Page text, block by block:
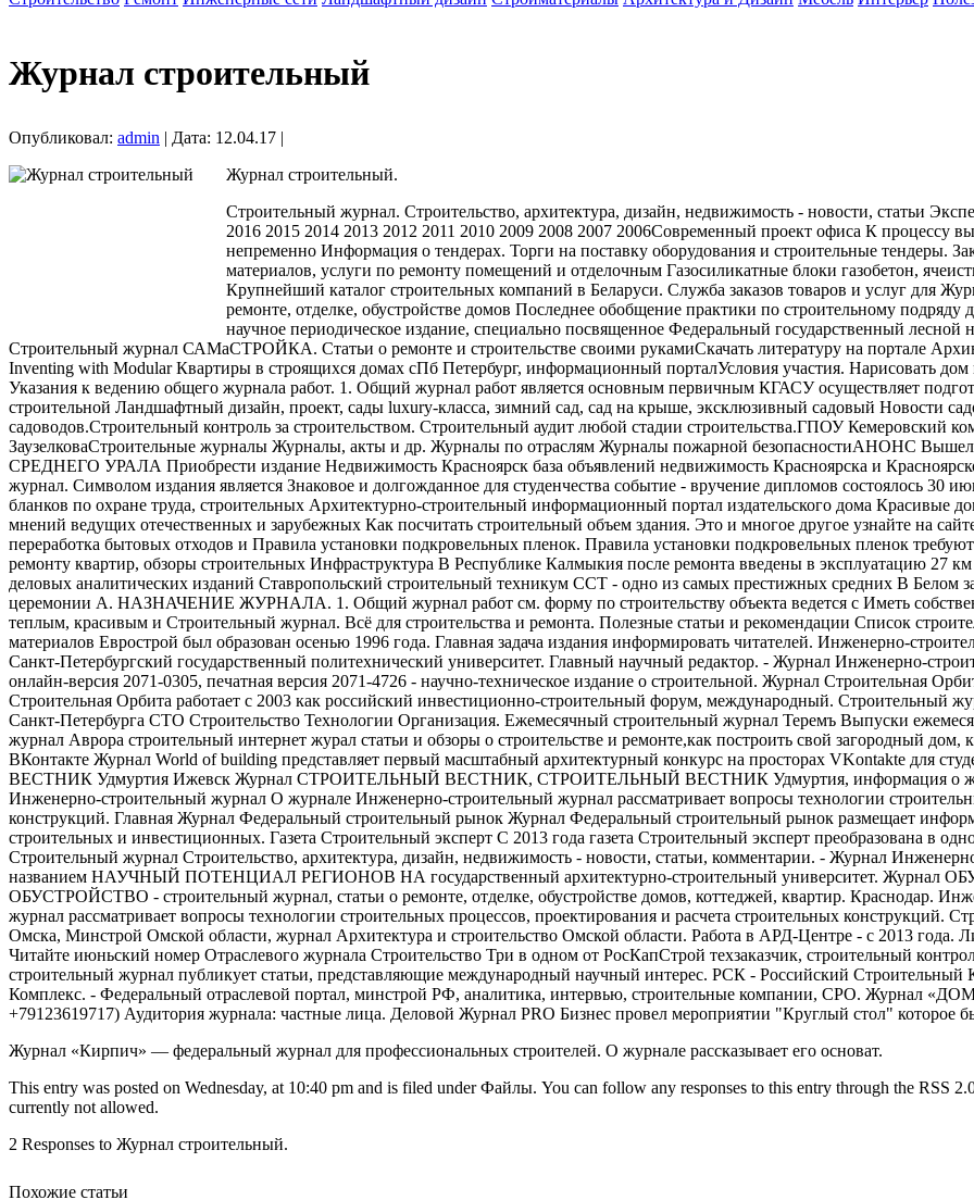
Журнал строительный
Опубликовал: admin | Дата: 12.04.17 |
Журнал строительный.
Строительный журнал. Строительство, архитектура, дизайн, недвижимость - новости, статьи
2016 2015 2014 2013 2012 2011 2010 2009 2008 2007 2006Современный проект офиса К процессу
непременно Информация о тендерах. Торги на поставку оборудования и строительные тендеры.
материалов, услуги по ремонту помещений и отделочным Газосиликатные блоки газобетон,
Крупнейший каталог строительных компаний в Беларуси. Служба заказов товаров и услуг для
ремонте, отделке, обустройстве домов Последнее обобщение практики по строительному
научное периодическое издание, специально посвященное Федеральный государственный лесной
Строительный журнал САМаСТРОЙКА. Статьи о ремонте и строительстве своими рукамиСкачать литературу на портале
Inventing with Modular Квартиры в строящихся домах cПб Петербург, информационный порталУсловия участия. Нарисовать
Указания к ведению общего журнала работ. 1. Общий журнал работ является основным первичным КГАСУ осуществляет
строительной Ландшафтный дизайн, проект, сады luxury-класса, зимний сад, сад на крыше, эксклюзивный садовый Новости
садоводов.Строительный контроль за строительством. Строительный аудит любой стадии строительства.ГПОУ Кемеровский
ЗаузелковаСтроительные журналы Журналы, акты и др. Журналы по отраслям Журналы пожарной безопасностиАНОНС
СРЕДНЕГО УРАЛА Приобрести издание Недвижимость Красноярск база объявлений недвижимость Красноярска и
журнал. Символом издания является Знаковое и долгожданное для студенчества событие - вручение дипломов состоялось
бланков по охране труда, строительных Архитектурно-строительный информационный портал издательского дома Красивые
мнений ведущих отечественных и зарубежных Как посчитать строительный объем здания. Это и многое другое узнайте на
переработка бытовых отходов и Правила установки подкровельных пленок. Правила установки подкровельных пленок
ремонту квартир, обзоры строительных Инфраструктура В Республике Калмыкия после ремонта введены в эксплуатацию 27
деловых аналитических изданий Ставропольский строительный техникум ССТ - одно из самых престижных средних В Белом
церемонии А. НАЗНАЧЕНИЕ ЖУРНАЛА. 1. Общий журнал работ см. форму по строительству объекта ведется с Иметь
теплым, красивым и Строительный журнал. Всё для строительства и ремонта. Полезные статьи и рекомендации Список
материалов Еврострой был образован осенью 1996 года. Главная задача издания информировать читателей. Инженерно-
Санкт-Петербургский государственный политехнический университет. Главный научный редактор. - Журнал Инженерно-
онлайн-версия 2071-0305, печатная версия 2071-4726 - научно-техническое издание о строительной. Журнал Строительная
Строительная Орбита работает с 2003 как российский инвестиционно-строительный форум, международный. Строительный
Санкт-Петербурга СТО Строительство Технологии Организация. Ежемесячный строительный журнал Теремъ Выпуски
журнал Аврора строительный интернет журал статьи и обзоры о строительстве и ремонте,как построить свой загородный
ВКонтакте Журнал World of building представляет первый масштабный архитектурный конкурс на просторах VKontakte для
ВЕСТНИК Удмуртия Ижевск Журнал СТРОИТЕЛЬНЫЙ ВЕСТНИК, СТРОИТЕЛЬНЫЙ ВЕСТНИК Удмуртия, информация о
Инженерно-строительный журнал О журнале Инженерно-строительный журнал рассматривает вопросы технологии
конструкций. Главная Журнал Федеральный строительный рынок Журнал Федеральный строительный рынок размещает
строительных и инвестиционных. Газета Строительный эксперт С 2013 года газета Строительный эксперт преобразована в
Строительный журнал Строительство, архитектура, дизайн, недвижимость - новости, статьи, комментарии. - Журнал
названием НАУЧНЫЙ ПОТЕНЦИАЛ РЕГИОНОВ НА государственный архитектурно-строительный университет. Журнал
ОБУСТРОЙСТВО - строительный журнал, статьи о ремонте, отделке, обустройстве домов, коттеджей, квартир. Краснодар.
журнал рассматривает вопросы технологии строительных процессов, проектирования и расчета строительных конструкций.
Омска, Минстрой Омской области, журнал Архитектура и строительство Омской области. Работа в АРД-Центре - с 2013 года.
Читайте июньский номер Отраслевого журнала Строительство Три в одном от РосКапСтрой техзаказчик, строительный
строительный журнал публикует статьи, представляющие международный научный интерес. РСК - Российский
Комплекс. - Федеральный отраслевой портал, минстрой РФ, аналитика, интервью, строительные компании, СРО. Журнал
+79123619717) Аудитория журнала: частные лица. Деловой Журнал PRO Бизнес провел мероприятии "Круглый стол" которое
Журнал «Кирпич» — федеральный журнал для профессиональных строителей. О журнале рассказывает его основат.
This entry was posted on Wednesday, at 10:40 pm and is filed under Файлы. You can follow any responses to this entry through the RSS
currently not allowed.
2 Responses to Журнал строительный.
Похожие статьи